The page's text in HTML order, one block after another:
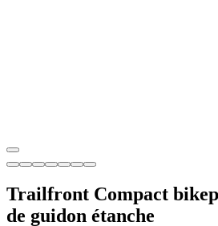
Trailfront Compact
de guidon étanche